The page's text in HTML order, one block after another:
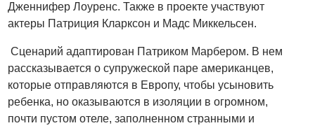
Дженнифер Лоуренс. Также в проекте участвуют
актеры Патриция Кларксон и Мадс Миккельсен.
Сценарий адаптирован Патриком Марбером. В нем
рассказывается о супружеской паре американцев,
которые отправляются в Европу, чтобы усыновить
ребенка, но оказываются в изоляции в огромном,
почти пустом отеле, заполненном странными и